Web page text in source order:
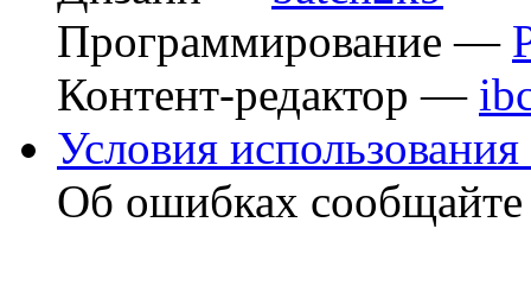
Программирование —
Контент-редактор —
Условия использования
Об ошибках